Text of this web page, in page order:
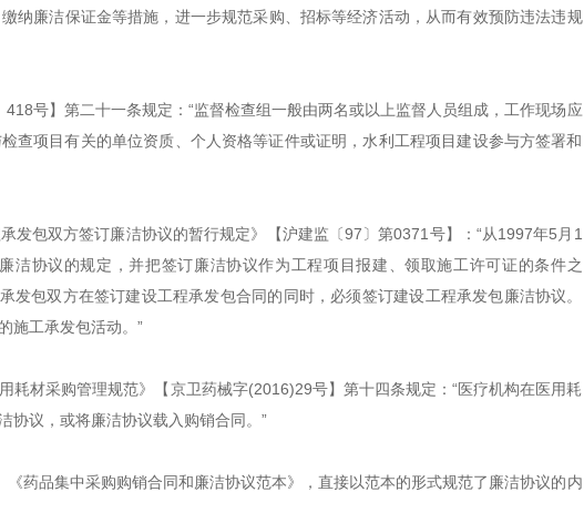
纳廉洁保证金等措施，进一步规范采购、招标等经济活动，从而有效预防违法违规
号】第二十一条规定：“监督检查组一般由两名或以上监督人员组成，工作现场应
项目有关的单位资质、个人资格等证件或证明，水利工程项目建设参与方签署和
发包双方签订廉洁协议的暂行规定》【沪建监〔97〕第0371号】：“从1997年5月1
洁协议的规定，并把签订廉洁协议作为工程项目报建、领取施工许可证的条件之
发包双方在签订建设工程承发包合同的同时，必须签订建设工程承发包廉洁协议。
施工承发包活动。”
耗材采购管理规范》【京卫药械字(2016)29号】第十四条规定：“医疗机构在医用耗
协议，或将廉洁协议载入购销合同。”
药品集中采购购销合同和廉洁协议范本》，直接以范本的形式规范了廉洁协议的内